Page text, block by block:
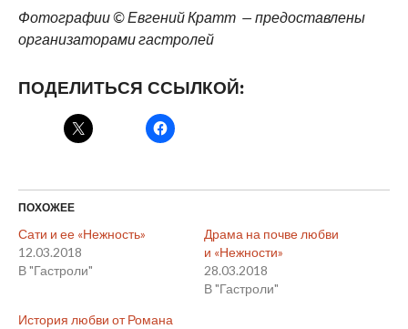
Фотографии © Евгений Кратт — предоставлены
организаторами гастролей
ПОДЕЛИТЬСЯ ССЫЛКОЙ:
ПОХОЖЕЕ
Сати и ее «Нежность»
12.03.2018
В "Гастроли"
Драма на почве любви
и «Нежности»
28.03.2018
В "Гастроли"
История любви от Романа